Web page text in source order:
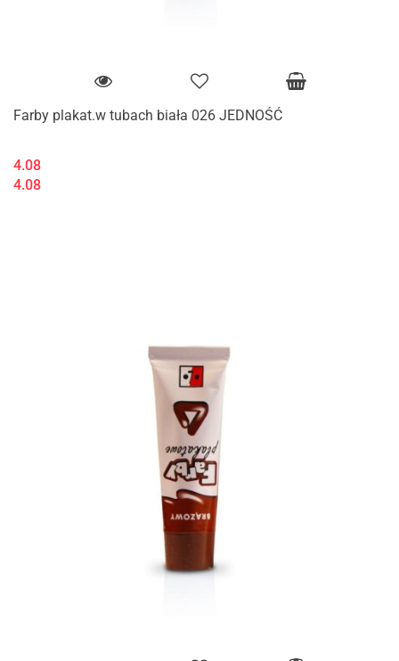
Farby plakat.w tubach biała 026 JEDNOŚĆ
4.08
4.08